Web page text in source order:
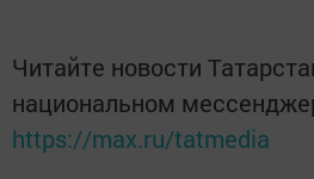
Читайте новости
национальном
https://max.ru/tatmedia